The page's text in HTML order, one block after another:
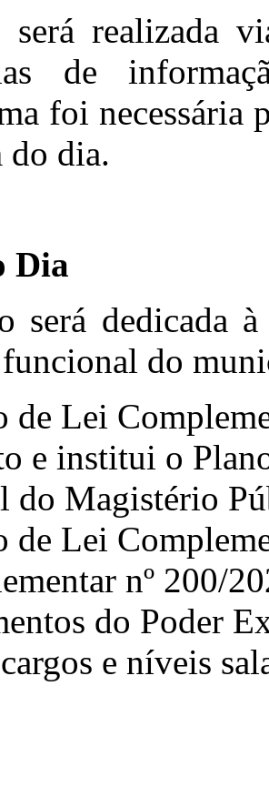
será realizada
de
foi necessária
do dia.
Dia
será dedicada
do
de Lei
e institui o
do Magistério
de Lei
nº 200/
do Poder
e níveis